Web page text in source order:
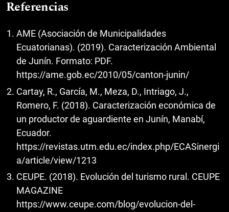
Referencias
AME (Asociación de Municipalidades
Ecuatorianas). (2019). Caracterización Ambiental
de Junín. Formato: PDF.
https://ame.gob.ec/2010/05/canton-junin/
Cartay, R., García, M., Meza, D., Intriago, J.,
Romero, F. (2018). Caracterización económica de
un productor de aguardiente en Junín, Manabí,
Ecuador.
https://revistas.utm.edu.ec/index.php/ECASinergi
a/article/view/1213
CEUPE. (2018). Evolución del turismo rural. CEUPE
MAGAZINE
https://www.ceupe.com/blog/evolucion-del-